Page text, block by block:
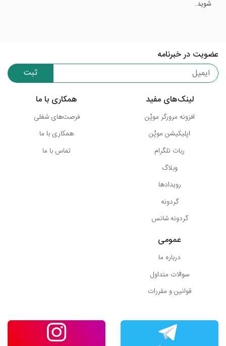
شوید.
عضویت در خبرنامه
ثبت
لینک‌های مفید
افزونه مرورگر موپُن
اپلیکیشن موپُن
ربات تلگرام
وبلاگ
رویدادها
گردونه
گردونه شانس
همکاری با ما
فرصت‌های شغلی
همکاری با ما
تماس با ما
عمومی
درباره ما
سوالات متداول
قوانین و مقررات